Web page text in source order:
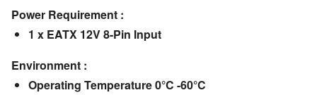
Power Requirement :
1 x EATX 12V 8-Pin Input
Environment :
Operating Temperature 0°C -60°C